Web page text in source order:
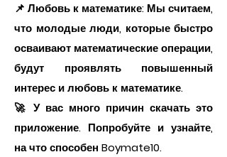
📌 Любовь к математике: Мы считаем,
что молодые люди, которые быстро
осваивают математические операции,
будут проявлять повышенный
интерес и любовь к математике.
🚀 У вас много причин скачать это
приложение. Попробуйте и узнайте,
на что способен Boymate10.